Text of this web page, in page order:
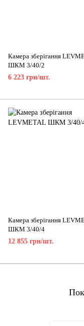
Камера зберігання
ШКМ 3/40/2
6 223 грн/шт.
Камера зберігання
ШКМ 3/40/4
12 855 грн/шт.